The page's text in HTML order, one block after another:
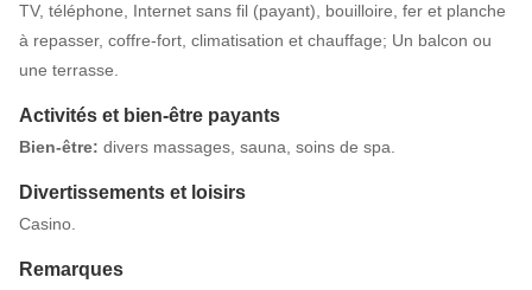
TV, téléphone, Internet sans fil (payant), bouilloire, fer et planche
à repasser, coffre-fort, climatisation et chauffage; Un balcon ou
une terrasse.
Activités et bien-être payants
Bien-être: divers massages, sauna, soins de spa.
Divertissements et loisirs
Casino.
Remarques